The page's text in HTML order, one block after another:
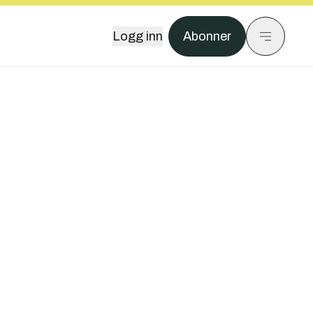
Logg inn Abonner